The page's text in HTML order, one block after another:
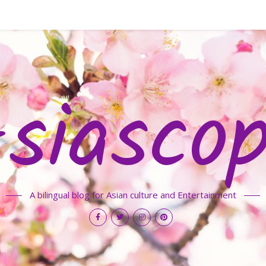
A bilingual blog for Asian culture and Entertainment